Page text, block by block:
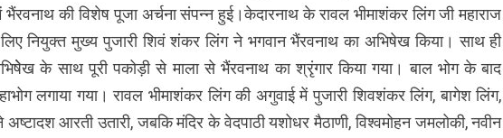
भैंरवनाथ की विशेष पूजा अर्चना संपन्न हुई।केदारनाथ के रावल भीमाशंकर लिंग जी महाराज
नियुक्त मुख्य पुजारी शिवं शंकर लिंग ने भगवान भैंरवनाथ का अभिषेख किया। साथ ही
के साथ पूरी पकोड़ी से माला से भैंरवनाथ का श्रृंगार किया गया। बाल भोग के बाद
लगाया गया। रावल भीमाशंकर लिंग की अगुवाई में पुजारी शिवशंकर लिंग, बागेश लिंग,
अष्टादश आरती उतारी, जबकि मंदिर के वेदपाठी यशोधर मैठाणी, विश्वमोहन जमलोकी, नवीन